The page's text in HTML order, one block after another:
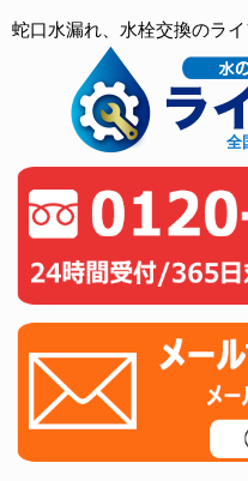
蛇口水漏れ、水栓交換のラ
全